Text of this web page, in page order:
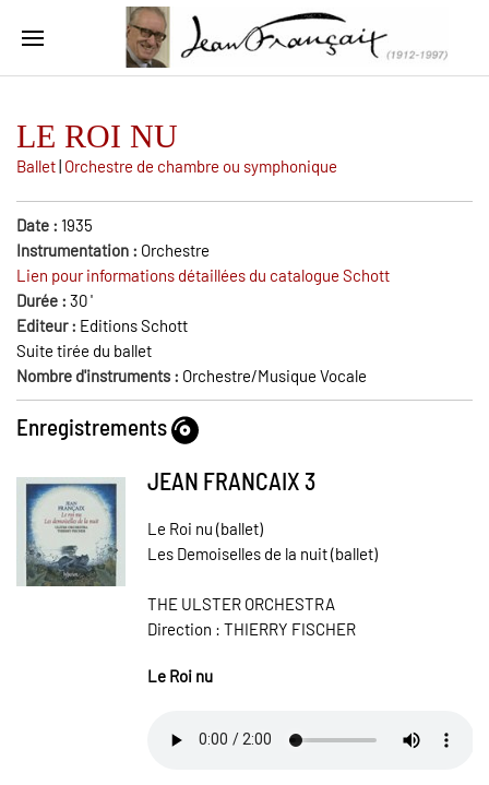
LE ROI NU
Ballet| Orchestre de chambre ou symphonique
Date : 1935
Instrumentation : Orchestre
Lien pour informations détaillées du catalogue Schott
Durée : 30'
Editeur : Editions Schott
Suite tirée du ballet
Nombre d'instruments : Orchestre/Musique Vocale
Enregistrements
JEAN FRANCAIX 3
Le Roi nu (ballet)
Les Demoiselles de la nuit (ballet)
THE ULSTER ORCHESTRA
Direction : THIERRY FISCHER
Le Roi nu